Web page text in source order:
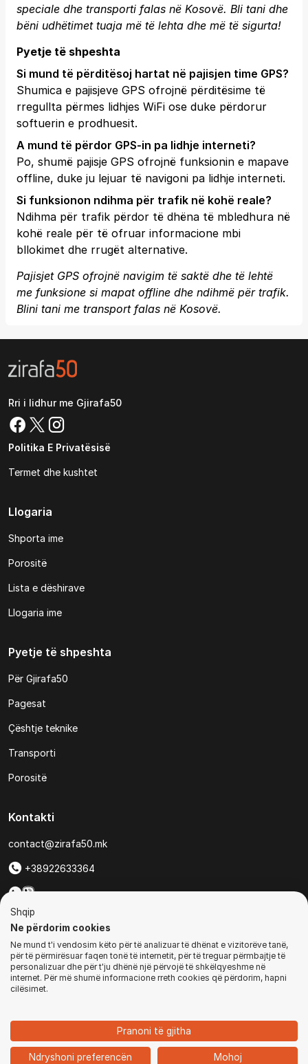
speciale dhe transporti falas në Kosovë. Bli tani dhe
bëni udhëtimet tuaja më të lehta dhe më të sigurta!
Pyetje të shpeshta
Si mund të përditësoj hartat në pajisjen time GPS?
Shumica e pajisjeve GPS ofrojnë përditësime të
rregullta përmes lidhjes WiFi ose duke përdorur
softuerin e prodhuesit.
A mund të përdor GPS-in pa lidhje interneti?
Po, shumë pajisje GPS ofrojnë funksionin e mapave
offline, duke ju lejuar të navigoni pa lidhje interneti.
Si funksionon ndihma për trafik në kohë reale?
Ndihma për trafik përdor të dhëna të mbledhura në
kohë reale për të ofruar informacione mbi
bllokimet dhe rrugët alternative.
Pajisjet GPS ofrojnë navigim të saktë dhe të lehtë
me funksione si mapat offline dhe ndihmë për trafik.
Blini tani me transport falas në Kosovë.
Rri i lidhur me Gjirafa50
Politika E Privatësisë
Termet dhe kushtet
Llogaria
Shporta ime
Porositë
Lista e dëshirave
Llogaria ime
Pyetje të shpeshta
Për Gjirafa50
Pagesat
Çështje teknike
Transporti
Porositë
Kontakti
contact@zirafa50.mk
+38922633364
Për kërkesa të ofertave:
b2b@zirafa50.mk
Jadranska Magistrala No. 86, Skopje, North Macedonia
© Të gjitha të drejtat e rezervuara
Shqip
Ne përdorim cookies
Ne mund t'i vendosim këto për të analizuar të dhënat e vizitorëve tanë,
për të përmirësuar faqen tonë të internetit, për të treguar përmbajtje të
personalizuar dhe për t'ju dhënë një përvojë të shkëlqyeshme në
internet. Për më shumë informacione rreth cookies që përdorim, hapni
cilësimet.
Pranoni të gjitha
Ndryshoni preferencën Mohoj